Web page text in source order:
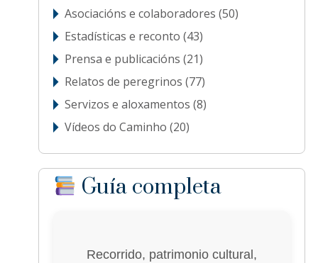
Asociacións e colaboradores (50)
Estadísticas e reconto (43)
Prensa e publicacións (21)
Relatos de peregrinos (77)
Servizos e aloxamentos (8)
Vídeos do Caminho (20)
Guía completa
Recorrido, patrimonio cultural,